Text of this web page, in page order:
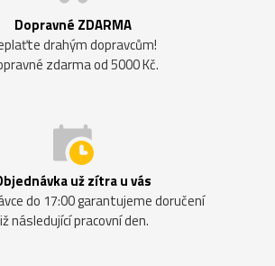
Dopravné ZDARMA
drahým dopravcům!
zdarma od 5000 Kč.
už zítra u vás
do 17:00 garantujeme doručení
následující pracovní den.